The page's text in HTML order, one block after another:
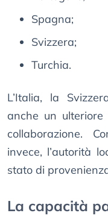
Spagna;
Svizzera;
Turchia.
L’Italia, la
anche un
collaborazione.
invece, l’autorità
stato di
La capacità